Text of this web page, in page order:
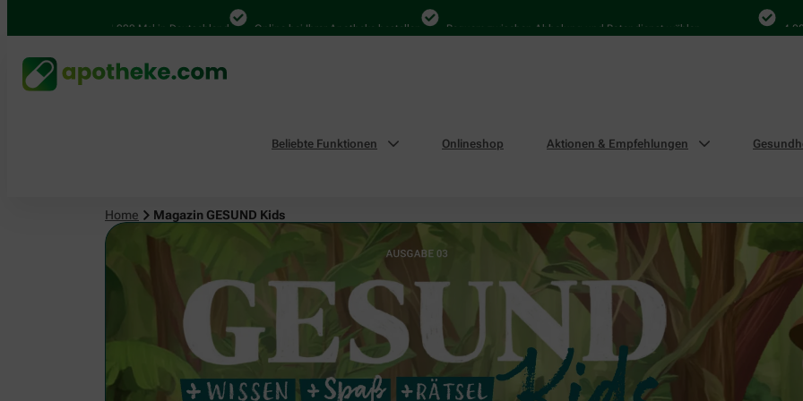
4.000 Mal in Deutschland Online bei Ihrer Apotheke bestellen Bequem zwischen Abholung und Botendienst wählen 4.000 Mal in
Beliebte Funktionen Onlineshop Aktionen & Empfehlungen
Home Magazin GESUND Kids